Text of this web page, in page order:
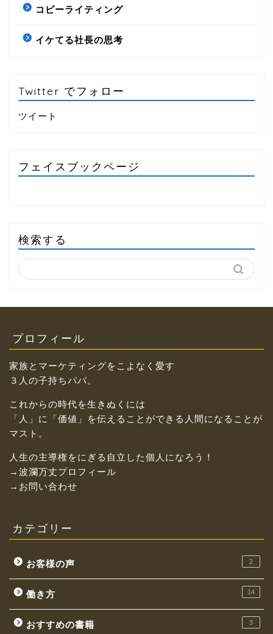
コピーライティング
イケてる社長の思考
Twitter でフォロー
ツイート
フェイスブックページ
検索する
プロフィール
家族とマーケティングをこよなく愛す
３人の子持ちパパ。
これからの時代を生きぬくには
「人」に「価値」を伝えることができる人間になることが
マスト。
人生の主導権をにぎる自立した個人になろう！
→波瀾万丈プロフィール
→お問い合わせ
カテゴリー
お客様の声 2
働き方 14
おすすめの書籍 3